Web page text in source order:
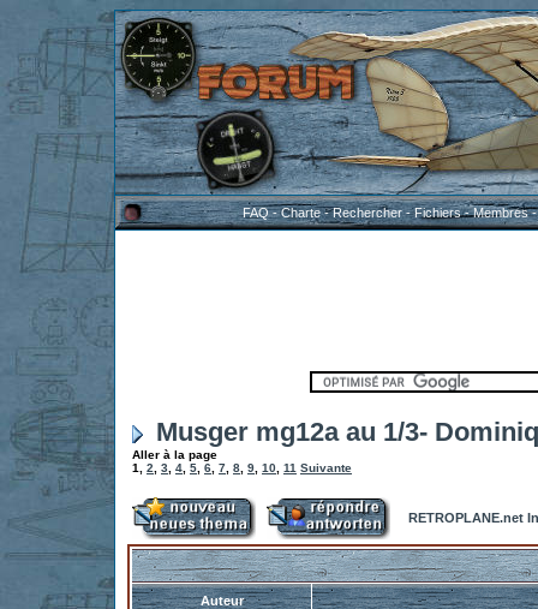
FAQ-Charte-Rechercher-Fichiers-Membres
Musger mg12a au 1/3-
Aller à la page
1
2 3 4 5 6 7 8 9 10 11 Suivante
RETROPLANE.net
Auteur